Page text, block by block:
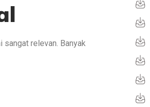
sangat relevan. Banyak